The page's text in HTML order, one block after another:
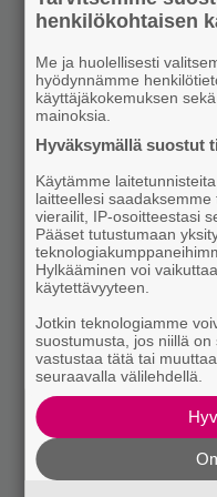
henkilökohtaisen
Me ja huolellisesti
hyödynnämme
käyttäjäkokemuksen
mainoksia.
Hyväksymällä suostut
Käytämme
laitteellesi
vierailit, IP-osoitteestasi
Pääset tutustumaan
Hylkääminen voi
käytettävyyteen.
Jotkin teknologiamme
suostumusta, jos niillä
vastustaa tätä tai
seuraavalla välilehdellä.